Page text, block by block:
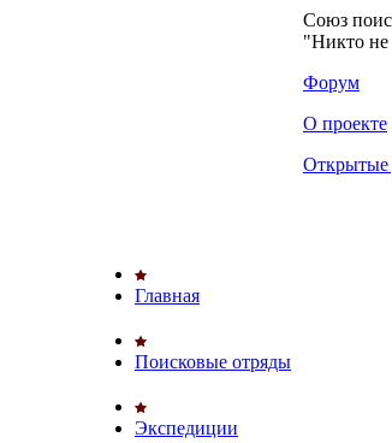
Союз
"Никто не
Форум
О проекте
Открытые
Главная
Поисковые отряды
Экспедиции